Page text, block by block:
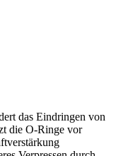
das Eindringen von
die O-Ringe vor